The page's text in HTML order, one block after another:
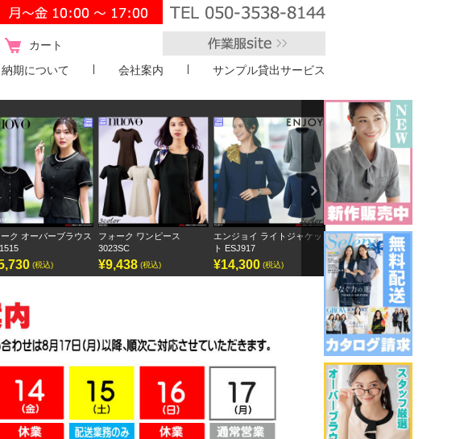
カート
納期について 会社案内 サンプル貸出サービス
ク ワンピース
(税込)
エンジョイ ライトジャケッ
ト ESJ917
¥14,300 (税込)
ボンオフィス キュロット
AC3217
¥9,295 (税込)
半袖オーバーブラウス
GOBL-2602
¥12,155 (税込)
Next